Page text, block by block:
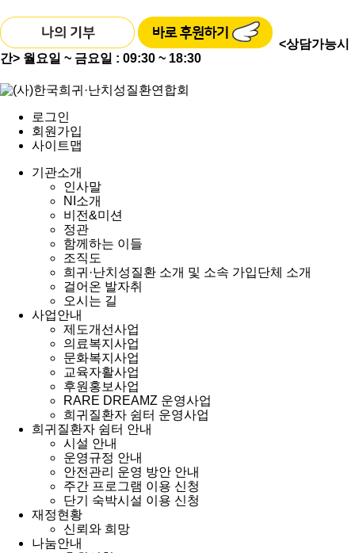
<상담가능시
간> 월요일 ~ 금요일 : 09:30 ~ 18:30
로그인
회원가입
사이트맵
기관소개
인사말
NI소개
비전&미션
정관
함께하는 이들
조직도
희귀·난치성질환 소개 및 소속 가입단체 소개
걸어온 발자취
오시는 길
사업안내
제도개선사업
의료복지사업
문화복지사업
교육자활사업
후원홍보사업
RARE DREAMZ 운영사업
희귀질환자 쉼터 운영사업
희귀질환자 쉼터 안내
시설 안내
운영규정 안내
안전관리 운영 방안 안내
주간 프로그램 이용 신청
단기 숙박시설 이용 신청
재정현황
신뢰와 희망
나눔안내